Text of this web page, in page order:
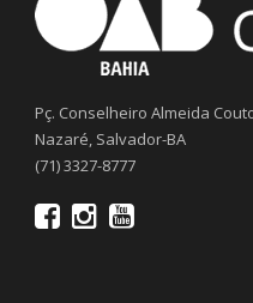
Pç. Conselheiro Almeida
Nazaré, Salvador-BA
(71) 3327-8777